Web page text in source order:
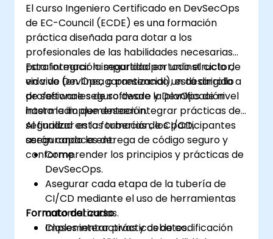
El curso Ingeniero Certificado en DevSecOps
de EC-Council (ECDE) es una formación
práctica diseñada para dotar a los
profesionales de las habilidades necesarias
para integrar la seguridad en todo el ciclo de
vida de DevOps, garantizando un desarrollo
de software seguro desde la planificación
hasta la implementación.
Esta formación impartida por un instructor,
en vivo (en línea o presencial), está dirigida a
profesionales de software y DevOps de nivel
intermedio que deseen integrar prácticas de
seguridad en las tuberías de CI/CD,
asegurando la entrega de código seguro y
conforme.
Al finalizar esta formación, los participantes
serán capaces de:
Comprender los principios y prácticas de
DevSecOps.
Asegurar cada etapa de la tubería de
CI/CD mediante el uso de herramientas
automatizadas.
Implementar prácticas de codificación
Formato del curso
Clases interactivas y debates.